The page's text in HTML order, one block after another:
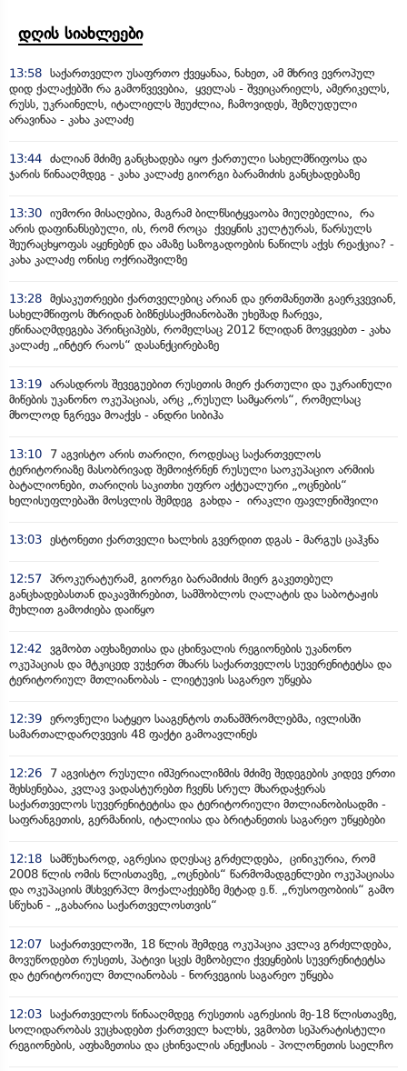
დღის სიახლეები
13:58 საქართველო უსაფრთო ქვეყანაა, ნახეთ, ამ მხრივ ევროპულ
დიდ ქალაქებში რა გამოწვევებია, ყველას - შვეიცარიელს, ამერიკელს,
რუსს, უკრაინელს, იტალიელს შეუძლია, ჩამოვიდეს, შეზღუდული
არავინაა - კახა კალაძე
13:44 ძალიან მძიმე განცხადება იყო ქართული სახელმწიფოსა და
ჯარის წინააღმდეგ - კახა კალაძე გიორგი ბარამიძის განცხადებაზე
13:30 იუმორი მისაღებია, მაგრამ ბილწსიტყვაობა მიუღებელია, რა
არის დაფინანსებული, ის, რომ როცა ქვეყნის კულტურას, წარსულს
შეურაცხყოფას აყენებენ და ამაზე საზოგადოების ნაწილს აქვს რეაქცია? -
კახა კალაძე ონისე ოქრიაშვილზე
13:28 მესაკუთრეები ქართველებიც არიან და ერთმანეთში გაერკვევიან,
სახელმწიფოს მხრიდან ბიზნესსაქმიანობაში უხეშად ჩარევა,
ეწინააღმდეგება პრინციპებს, რომელსაც 2012 წლიდან მოვყვებთ - კახა
კალაძე „ინტერ რაოს“ დასანქცირებაზე
13:19 არასდროს შევეგუებით რუსეთის მიერ ქართული და უკრაინული
მიწების უკანონო ოკუპაციას, არც „რუსულ სამყაროს“, რომელსაც
მხოლოდ ნგრევა მოაქვს - ანდრი სიბიჰა
13:10
7 აგვისტო არის თარიღი, როდესაც საქართველოს
ტერიტორიაზე მასობრივად შემოიჭრნენ რუსული საოკუპაციო არმიის
ბატალიონები, თარიღის საკითხი უფრო აქტუალური „ოცნების“
ხელისუფლებაში მოსვლის შემდეგ გახდა - ირაკლი ფავლენიშვილი
13:03 ესტონეთი ქართველი ხალხის გვერდით დგას - მარგუს ცაჰკნა
12:57 პროკურატურამ, გიორგი ბარამიძის მიერ გაკეთებულ
განცხადებასთან დაკავშირებით, სამშობლოს ღალატის და საბოტაჟის
მუხლით გამოძიება დაიწყო
12:42 ვგმობთ აფხაზეთისა და ცხინვალის რეგიონების უკანონო
ოკუპაციას და მტკიცედ ვუჭერთ მხარს საქართველოს სუვერენიტეტსა და
ტერიტორიულ მთლიანობას - ლიეტუვის საგარეო უწყება
12:39 ეროვნული სატყეო სააგენტოს თანამშრომლებმა, ივლისში
სამართალდარღვევის 48 ფაქტი გამოავლინეს
12:26
7 აგვისტო რუსული იმპერიალიზმის მძიმე შედეგების კიდევ ერთი
შეხსენებაა, კვლავ ვადასტურებთ ჩვენს სრულ მხარდაჭერას
საქართველოს სუვერენიტეტისა და ტერიტორიული მთლიანობისადმი -
საფრანგეთის, გერმანიის, იტალიისა და ბრიტანეთის საგარეო უწყებები
12:18 სამწუხაროდ, აგრესია დღესაც გრძელდება, ცინიკურია, რომ
2008 წლის ომის წლისთავზე, „ოცნების“ წარმომადგენლები ოკუპაციასა
და ოკუპაციის მსხვერპლ მოქალაქეებზე მეტად ე.წ. „რუსოფობიის“ გამო
სწუხან - „გახარია საქართველოსთვის“
12:07 საქართველოში, 18 წლის შემდეგ ოკუპაცია კვლავ გრძელდება,
მოვუწოდებთ რუსეთს, პატივი სცეს მეზობელი ქვეყნების სუვერენიტეტსა
და ტერიტორიულ მთლიანობას - ნორვეგიის საგარეო უწყება
12:03 საქართველოს წინააღმდეგ რუსეთის აგრესიის მე-18 წლისთავზე,
სოლიდარობას ვუცხადებთ ქართველ ხალხს, ვგმობთ სეპარატისტული
რეგიონების, აფხაზეთისა და ცხინვალის ანექსიას - პოლონეთის საელჩო